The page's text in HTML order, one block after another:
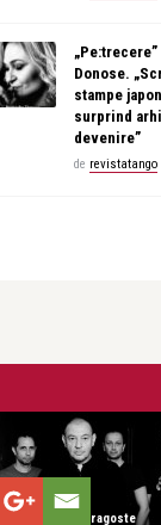
„Pe:trecere”
Donose.
stampe
surprind
devenire”
de revistatango
ZILEI
Marea Dragoste